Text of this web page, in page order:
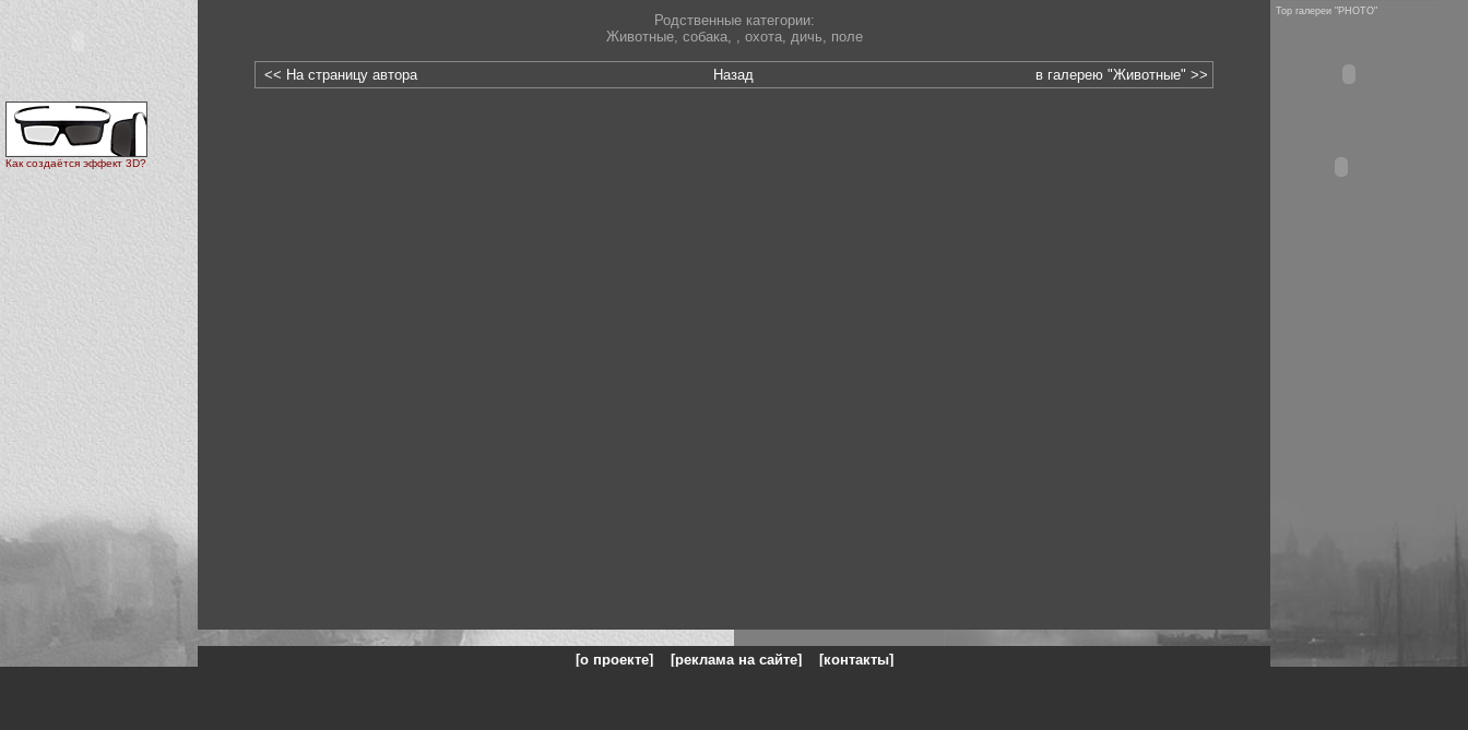
Как создаётся эффект 3D?
Родственные категории:
Животные, собака, , охота, дичь, поле
<< На страницу автора Назад в галерею "Животные" >>
Top галереи "PHOTO"
[о проекте] [реклама на сайте] [контакты]